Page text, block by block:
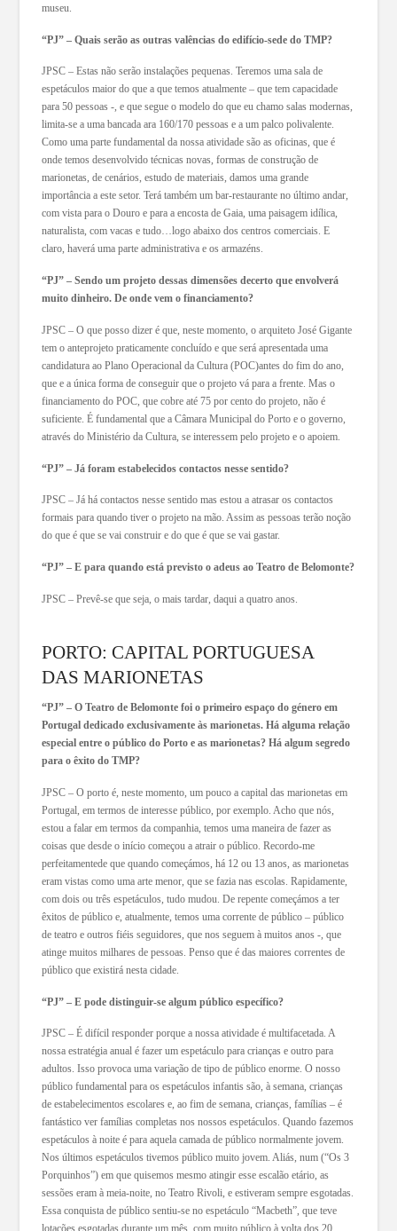
museu.
“PJ” – Quais serão as outras valências do edifício-sede do TMP?
JPSC – Estas não serão instalações pequenas. Teremos uma sala de
espetáculos maior do que a que temos atualmente – que tem capacidade
para 50 pessoas -, e que segue o modelo do que eu chamo salas modernas,
limita-se a uma bancada ara 160/170 pessoas e a um palco polivalente.
Como uma parte fundamental da nossa atividade são as oficinas, que é
onde temos desenvolvido técnicas novas, formas de construção de
marionetas, de cenários, estudo de materiais, damos uma grande
importância a este setor. Terá também um bar-restaurante no último andar,
com vista para o Douro e para a encosta de Gaia, uma paisagem idílica,
naturalista, com vacas e tudo…logo abaixo dos centros comerciais. E
claro, haverá uma parte administrativa e os armazéns.
“PJ” – Sendo um projeto dessas dimensões decerto que envolverá
muito dinheiro. De onde vem o financiamento?
JPSC – O que posso dizer é que, neste momento, o arquiteto José Gigante
tem o anteprojeto praticamente concluído e que será apresentada uma
candidatura ao Plano Operacional da Cultura (POC)antes do fim do ano,
que e a única forma de conseguir que o projeto vá para a frente. Mas o
financiamento do POC, que cobre até 75 por cento do projeto, não é
suficiente. É fundamental que a Câmara Municipal do Porto e o governo,
através do Ministério da Cultura, se interessem pelo projeto e o apoiem.
“PJ” – Já foram estabelecidos contactos nesse sentido?
JPSC – Já há contactos nesse sentido mas estou a atrasar os contactos
formais para quando tiver o projeto na mão. Assim as pessoas terão noção
do que é que se vai construir e do que é que se vai gastar.
“PJ” – E para quando está previsto o adeus ao Teatro de Belomonte?
JPSC – Prevê-se que seja, o mais tardar, daqui a quatro anos.
PORTO: CAPITAL PORTUGUESA
DAS MARIONETAS
“PJ” – O Teatro de Belomonte foi o primeiro espaço do género em
Portugal dedicado exclusivamente às marionetas. Há alguma relação
especial entre o público do Porto e as marionetas? Há algum segredo
para o êxito do TMP?
JPSC – O porto é, neste momento, um pouco a capital das marionetas em
Portugal, em termos de interesse público, por exemplo. Acho que nós,
estou a falar em termos da companhia, temos uma maneira de fazer as
coisas que desde o início começou a atrair o público. Recordo-me
perfeitamentede que quando começámos, há 12 ou 13 anos, as marionetas
eram vistas como uma arte menor, que se fazia nas escolas. Rapidamente,
com dois ou três espetáculos, tudo mudou. De repente começámos a ter
êxitos de público e, atualmente, temos uma corrente de público – público
de teatro e outros fiéis seguidores, que nos seguem à muitos anos -, que
atinge muitos milhares de pessoas. Penso que é das maiores correntes de
público que existirá nesta cidade.
“PJ” – E pode distinguir-se algum público específico?
JPSC – É difícil responder porque a nossa atividade é multifacetada. A
nossa estratégia anual é fazer um espetáculo para crianças e outro para
adultos. Isso provoca uma variação de tipo de público enorme. O nosso
público fundamental para os espetáculos infantis são, à semana, crianças
de estabelecimentos escolares e, ao fim de semana, crianças, famílias – é
fantástico ver famílias completas nos nossos espetáculos. Quando fazemos
espetáculos à noite é para aquela camada de público normalmente jovem.
Nos últimos espetáculos tivemos público muito jovem. Aliás, num (“Os 3
Porquinhos”) em que quisemos mesmo atingir esse escalão etário, as
sessões eram à meia-noite, no Teatro Rivoli, e estiveram sempre esgotadas.
Essa conquista de público sentiu-se no espetáculo “Macbeth”, que teve